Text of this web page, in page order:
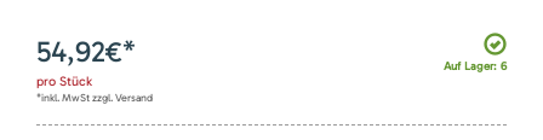
Auf Lager: 6
54,92€*
pro Stück
*inkl. MwSt zzgl. Versand